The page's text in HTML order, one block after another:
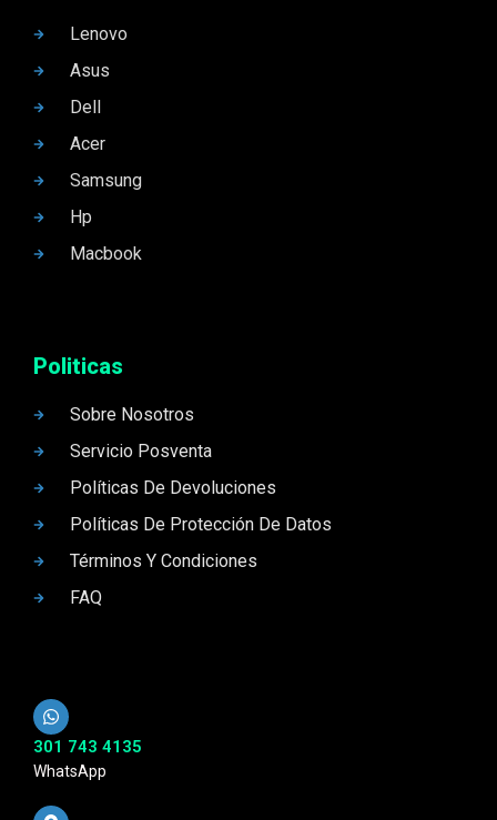
Lenovo
Asus
Dell
Acer
Samsung
Hp
Macbook
Politicas
Sobre Nosotros
Servicio Posventa
Políticas De Devoluciones
Políticas De Protección De Datos
Términos Y Condiciones
FAQ
301 743 4135
WhatsApp